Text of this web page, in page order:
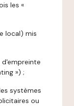
les «
local) mis
») ;
systèmes
ou